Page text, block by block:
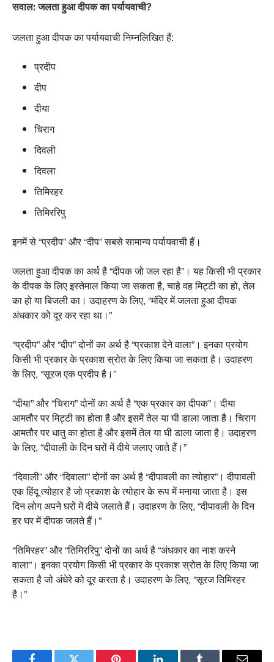
सवाल: जलता हुआ दीपक का पर्यायवाची?
जलता हुआ दीपक का पर्यायवाची निम्नलिखित हैं:
प्रदीप
दीप
दीया
चिराग
दिवली
दिवला
तिमिरहर
तिमिररिपु
इनमें से “प्रदीप” और “दीप” सबसे सामान्य पर्यायवाची हैं।
जलता हुआ दीपक का अर्थ है “दीपक जो जल रहा है”। यह किसी भी प्रकार
के दीपक के लिए इस्तेमाल किया जा सकता है,चाहे वह मिट्टी का हो,तेल
का हो या बिजली का। उदाहरण के लिए, “मंदिर में जलता हुआ दीपक
अंधकार को दूर कर रहा था।”
“प्रदीप” और “दीप” दोनों का अर्थ है “प्रकाश देने वाला”। इनका प्रयोग
किसी भी प्रकार के प्रकाश स्रोत के लिए किया जा सकता है। उदाहरण
के लिए, “सूरज एक प्रदीप है।”
“दीया” और “चिराग” दोनों का अर्थ है “एक प्रकार का दीपक”। दीया
आमतौर पर मिट्टी का होता है और इसमें तेल या घी डाला जाता है। चिराग
आमतौर पर धातु का होता है और इसमें तेल या घी डाला जाता है। उदाहरण
के लिए, “दीवाली के दिन घरों में दीये जलाए जाते हैं।”
“दिवाली” और “दिवाला” दोनों का अर्थ है “दीपावली का त्योहार”। दीपावली
एक हिंदू त्योहार है जो प्रकाश के त्योहार के रूप में मनाया जाता है। इस
दिन लोग अपने घरों में दीये जलाते हैं। उदाहरण के लिए, “दीपावली के दिन
हर घर में दीपक जलते हैं।”
“तिमिरहर” और “तिमिररिपु” दोनों का अर्थ है “अंधकार का नाश करने
वाला”। इनका प्रयोग किसी भी प्रकार के प्रकाश स्रोत के लिए किया जा
सकता है जो अंधेरे को दूर करता है। उदाहरण के लिए, “सूरज तिमिरहर
है।”